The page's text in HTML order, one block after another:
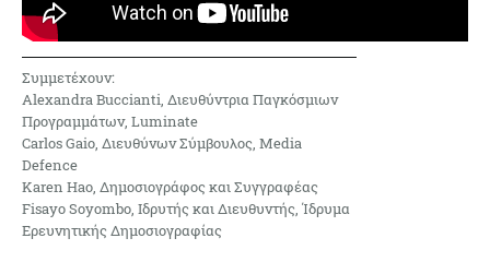
Συμμετέχουν:
Alexandra Buccianti, Διευθύντρια Παγκόσμιων
Προγραμμάτων, Luminate
Carlos Gaio, Διευθύνων Σύμβουλος, Media
Defence
Karen Hao, Δημοσιογράφος και Συγγραφέας
Fisayo Soyombo, Ιδρυτής και Διευθυντής, Ίδρυμα
Ερευνητικής Δημοσιογραφίας